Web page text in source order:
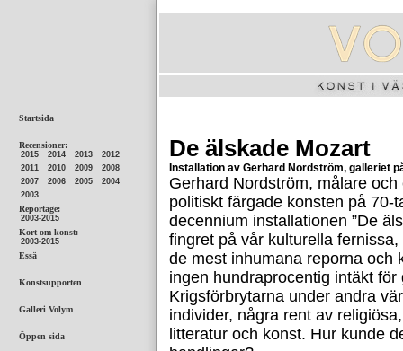
De älskade Mozart
Installation av Gerhard Nordström, galleriet
Gerhard Nordström, målare
politiskt färgade konsten på 70-
decennium installationen ”De
fingret på vår kulturella
de mest inhumana reporna och
ingen hundraprocentig intäkt
Krigsförbrytarna under andra
individer, några rent av
litteratur och konst. Hur kunde